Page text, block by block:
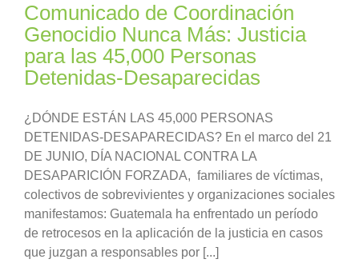
Comunicado de Coordinación
Genocidio Nunca Más: Justicia
para las 45,000 Personas
Detenidas-Desaparecidas
¿DÓNDE ESTÁN LAS 45,000 PERSONAS
DETENIDAS-DESAPARECIDAS? En el marco del 21
DE JUNIO, DÍA NACIONAL CONTRA LA
DESAPARICIÓN FORZADA, familiares de víctimas,
colectivos de sobrevivientes y organizaciones sociales
manifestamos: Guatemala ha enfrentado un período
de retrocesos en la aplicación de la justicia en casos
que juzgan a responsables por [...]